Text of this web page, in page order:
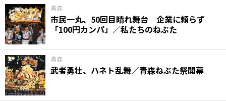
青森
市民一丸、50回目晴れ舞台 企業に頼らず
「100円カンパ」／私たちのねぶた
青森
武者勇壮、ハネト乱舞／青森ねぶた祭開幕